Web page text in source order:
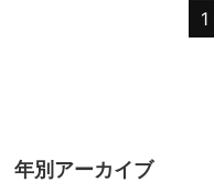
1
年別アーカイブ